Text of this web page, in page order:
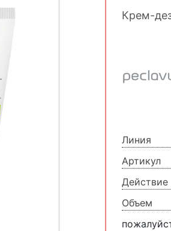
Крем-
Линия
Артикул
Действие
Объем